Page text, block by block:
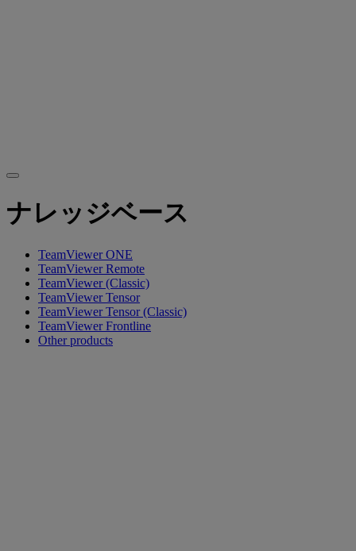
ナレッジベース
TeamViewer ONE
TeamViewer Remote
TeamViewer (Classic)
TeamViewer Tensor
TeamViewer Tensor (Classic)
TeamViewer Frontline
Other products